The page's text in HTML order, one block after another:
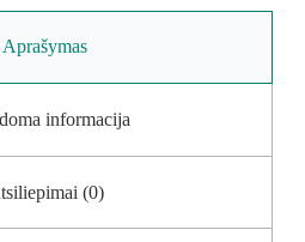
Aprašymas
informacija
(0)